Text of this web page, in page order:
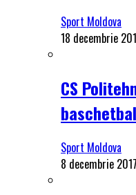
Sport Moldova
18 decembrie
CS
Sport Moldova
8 decembrie 2017